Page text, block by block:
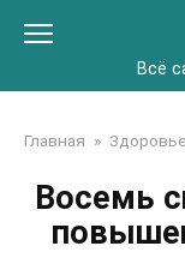
Всё
Главная » Здоровье
Восемь